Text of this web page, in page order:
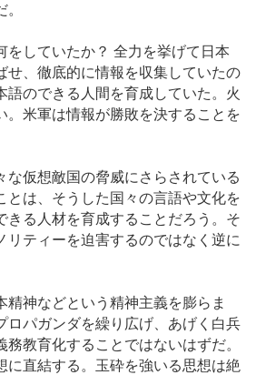
していたか？ 全力を挙げて日本
せ、徹底的に情報を収集していたの
語のできる人間を育成していた。火
。米軍は情報が勝敗を決することを
仮想敵国の脅威にさらされている
とは、そうした国々の言語や文化を
きる人材を育成することだろう。そ
リティーを迫害するのではなく逆に
神などという精神主義を膨らま
ロパガンダを繰り広げ、あげく白兵
教育化することではないはずだ。
に直結する。玉砕を強いる思想は絶